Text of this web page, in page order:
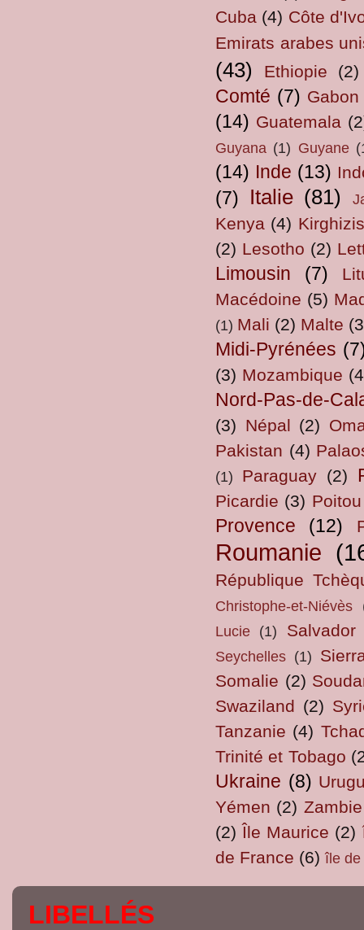
Cuba (4) Côte
Emirats arabes
(43) Ethiopie (2)
Comté (7) Gabon
(14) Guatemala
Guyana (1) Guyane
(14) Inde (13)
(7) Italie (81)
Kenya (4)
(2) Lesotho (2)
Limousin (7)
Macédoine (5)
(1) Mali (2) Malte
Midi-Pyrénées
(3) Mozambique
Nord-Pas-de-
(3) Népal (2)
Pakistan (4)
(1) Paraguay (2)
Picardie (3)
Provence (12)
Roumanie
République
Christophe-et-Niévès
Lucie (1) Salvador
Seychelles (1)
Somalie (2)
Swaziland (2)
Tanzanie (4)
Trinité et Tobago
Ukraine (8)
Yémen (2) Zambie
(2) Île Maurice (2)
de France (6) île de
LIBELLÉS